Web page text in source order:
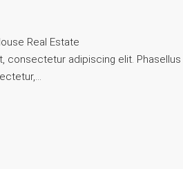
Real Estate
consectetur adipiscing elit. Phasellus